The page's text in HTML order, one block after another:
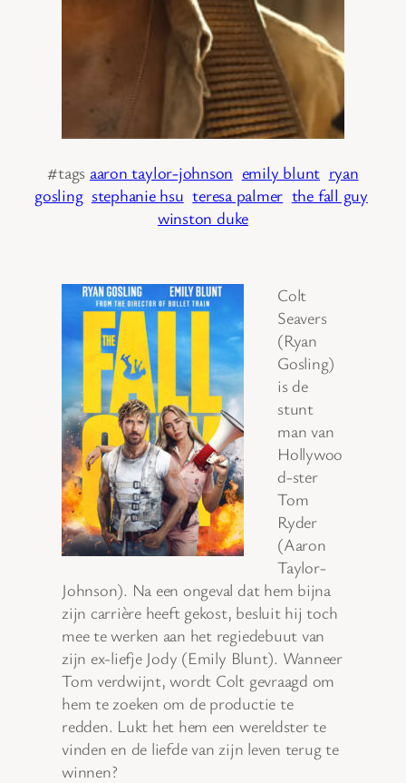
#tags aaron taylor-johnson emily blunt ryan
gosling stephanie hsu teresa palmer the fall guy
winston duke
Colt
Seavers
(Ryan
Gosling)
is de
stunt
man van
Hollywoo
d-ster
Tom
Ryder
(Aaron
Taylor-
Johnson). Na een ongeval dat hem bijna
zijn carrière heeft gekost, besluit hij toch
mee te werken aan het regiedebuut van
zijn ex-liefje Jody (Emily Blunt). Wanneer
Tom verdwijnt, wordt Colt gevraagd om
hem te zoeken om de productie te
redden. Lukt het hem een wereldster te
vinden en de liefde van zijn leven terug te
winnen?